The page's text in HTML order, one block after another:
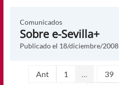
Comunicados
Sobre e-Sevilla+
Publicado el 18/diciembre/2008
Ant 1 … 39